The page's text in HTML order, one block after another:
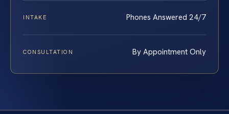
INTAKE Phones Answered 24/7
CONSULTATION By Appointment Only